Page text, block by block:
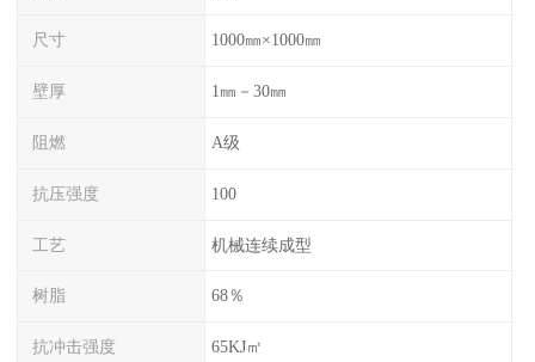
尺寸 1000㎜×1000㎜
壁厚 1㎜－30㎜
阻燃 A级
抗压强度 100
工艺 机械连续成型
树脂 68％
抗冲击强度 65KJ㎡